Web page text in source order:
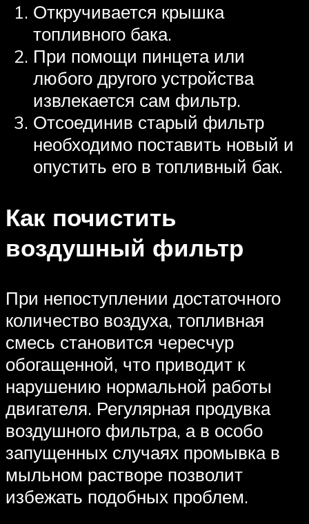
Откручивается крышка
топливного бака.
При помощи пинцета или
любого другого устройства
извлекается сам фильтр.
Отсоединив старый фильтр
необходимо поставить новый и
опустить его в топливный бак.
Как почистить
воздушный фильтр
При непоступлении достаточного
количество воздуха, топливная
смесь становится чересчур
обогащенной, что приводит к
нарушению нормальной работы
двигателя. Регулярная продувка
воздушного фильтра, а в особо
запущенных случаях промывка в
мыльном растворе позволит
избежать подобных проблем.